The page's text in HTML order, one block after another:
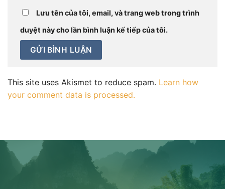
Lưu tên của tôi, email, và trang web trong trình
duyệt này cho lần bình luận kế tiếp của tôi.
This site uses Akismet to reduce spam. Learn how
your comment data is processed.